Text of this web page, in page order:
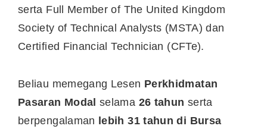
serta Full Member of The United Kingdom
Society of Technical Analysts (MSTA) dan
Certified Financial Technician (CFTe).
Beliau memegang Lesen Perkhidmatan
Pasaran Modal selama 26 tahun serta
berpengalaman lebih 31 tahun di Bursa